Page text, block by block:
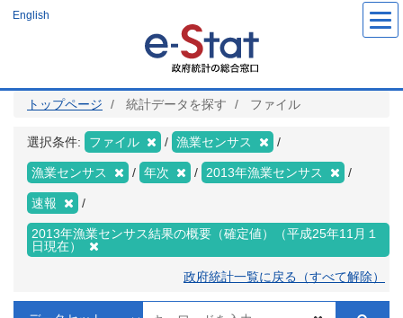
ツ
English
トップページ 統計データを探す ファイル
選択条件: ファイル 漁業センサス
漁業センサス 年次 2013年漁業センサス
速報
2013年漁業センサス結果の概要（確定値）（平成25年11月１
日現在）
政府統計一覧に戻る（すべて解除）